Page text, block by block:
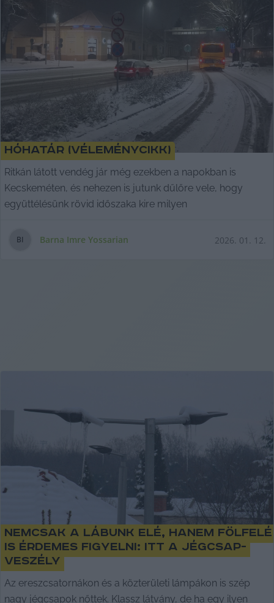
Hóhatár (véleménycikk)
Ritkán látott vendég jár még ezekben a napokban is
Kecskeméten, és nehezen is jutunk dűlőre vele, hogy
együttélésünk rövid időszaka kire milyen
BI Barna Imre Yossarian 2026. 01. 12.
Nemcsak a lábunk elé, hanem fölfelé
is érdemes figyelni: itt a jégcsap-
veszély
Az ereszcsatornákon és a közterületi lámpákon is szép
nagy jégcsapok nőttek. Klassz látvány, de ha egy ilyen